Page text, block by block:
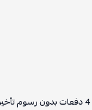
4دفعات بدون رسوم